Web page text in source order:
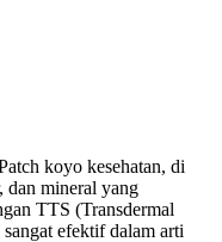
koyo kesehatan, di
dan mineral yang
TTS (Transdermal
efektif dalam arti